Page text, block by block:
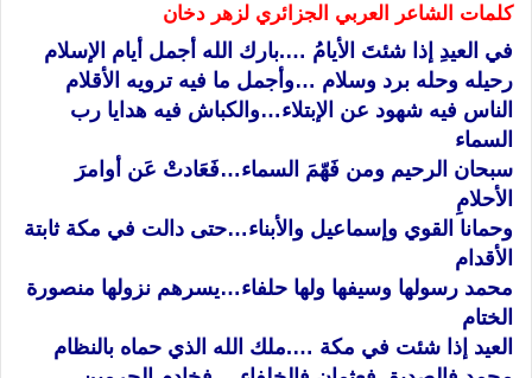
كلمات الشاعر العربي الجزائري لزهر دخان
في العيدِ إذا شئتَ الأيامُ ….بارك الله أجمل أيام الإسلام
رحيله وحله برد وسلام …وأجمل ما فيه ترويه الأقلام
الناس فيه شهود عن الإبتلاء…والكباش فيه هدايا رب
السماء
سبحان الرحيم ومن فَهّمَ السماء…فَعَادتْ عَن أوامرَ
الأحلامِ
وحمانا القوي وإسماعيل والأبناء…حتى دالت في مكة ثابتة
الأقدام
محمد رسولها وسيفها ولها حلفاء…يسرهم نزولها منصورة
الختام
العيد إذا شئت في مكة ….ملك الله الذي حماه بالنظام